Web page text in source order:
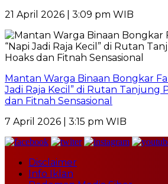
21 April 2026 | 3:09 pm WIB
Mantan Warga Binaan Bongkar
Jadi Raja Kecil” di Rutan Tanjung
dan Fitnah Sensasional
7 April 2026 | 3:15 pm WIB
Disclaimer
Info Iklan